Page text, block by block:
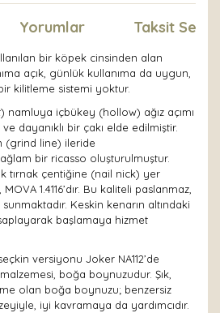
Yorumlar Taksit
bir köpek cinsinden alan
açık, günlük kullanıma da uygun,
kilitleme sistemi yoktur.
içbükey (hollow) ağız açımı
dayanıklı bir çakı elde edilmiştir.
(grind line) ileride
bir ricasso oluşturulmuştur.
tırnak çentiğine (nail nick) yer
1.4116’dır. Bu kaliteli paslanmaz,
Keskin kenarın altındaki
başlamaya hizmet
versiyonu Joker NA112’de
boğa boynuzudur. Şık,
olan boğa boynuzu; benzersiz
iyi kavramaya da yardımcıdır.